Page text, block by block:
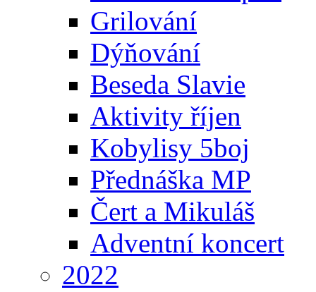
Grilování
Dýňování
Beseda Slavie
Aktivity říjen
Kobylisy 5boj
Přednáška MP
Čert a Mikuláš
Adventní koncert
2022